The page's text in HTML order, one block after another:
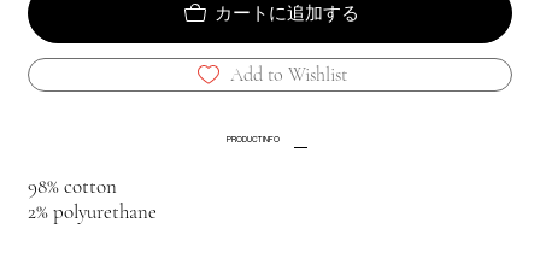
カートに追加する
Add to Wishlist
PRODUCT INFO
98% cotton
2% polyurethane